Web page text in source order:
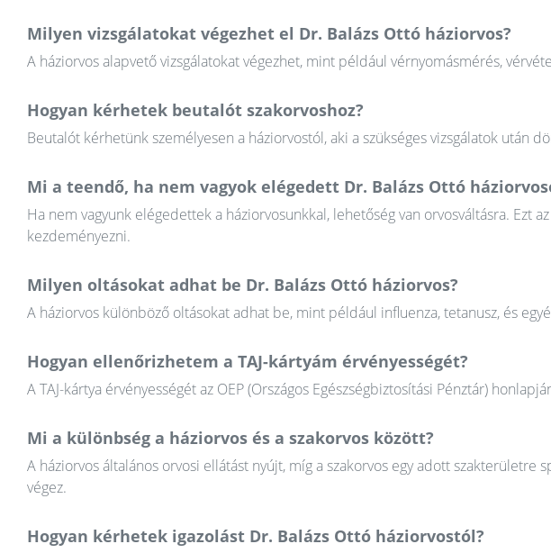
Milyen vizsgálatokat végezhet el Dr. Balázs Ottó háziorvos?
A háziorvos alapvető vizsgálatokat végezhet, mint például vérnyomásmérés,
Hogyan kérhetek beutalót szakorvoshoz?
Beutalót kérhetünk személyesen a háziorvostól, aki a szükséges vizsgálatok után
Mi a teendő, ha nem vagyok elégedett Dr. Balázs Ottó
Ha nem vagyunk elégedettek a háziorvosunkkal, lehetőség van orvosváltásra. Ezt
kezdeményezni.
Milyen oltásokat adhat be Dr. Balázs Ottó háziorvos?
A háziorvos különböző oltásokat adhat be, mint például influenza, tetanusz, és
Hogyan ellenőrizhetem a TAJ-kártyám érvényességét?
A TAJ-kártya érvényességét az OEP (Országos Egészségbiztosítási Pénztár)
Mi a különbség a háziorvos és a szakorvos között?
A háziorvos általános orvosi ellátást nyújt, míg a szakorvos egy adott szakterületre
végez.
Hogyan kérhetek igazolást Dr. Balázs Ottó háziorvostól?